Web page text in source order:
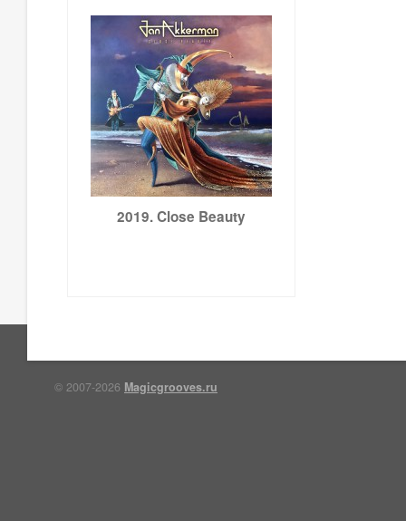
2019. Close Beauty
© 2007-2026 Magicgrooves.ru